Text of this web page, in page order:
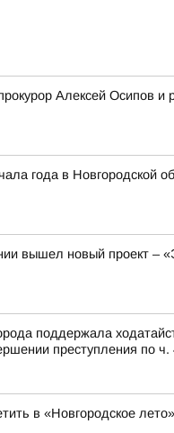
Алексей Осипов
года в Новгородской
вышел новый проект –
поддержала
преступления по
в «Новгородское